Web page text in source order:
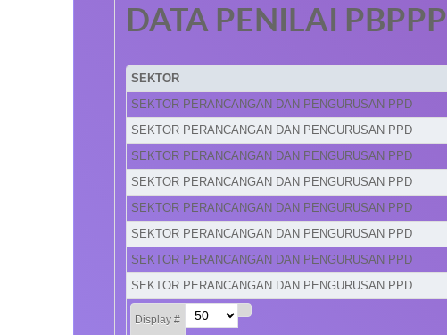
DATA PENILAI PBPPP
SEKTOR
Display #
SEKTOR PERANCANGAN DAN PENGURUSAN PPD
SEKTOR PERANCANGAN DAN PENGURUSAN PPD
SEKTOR PERANCANGAN DAN PENGURUSAN PPD
SEKTOR PERANCANGAN DAN PENGURUSAN PPD
SEKTOR PERANCANGAN DAN PENGURUSAN PPD
SEKTOR PERANCANGAN DAN PENGURUSAN PPD
SEKTOR PERANCANGAN DAN PENGURUSAN PPD
SEKTOR PERANCANGAN DAN PENGURUSAN PPD